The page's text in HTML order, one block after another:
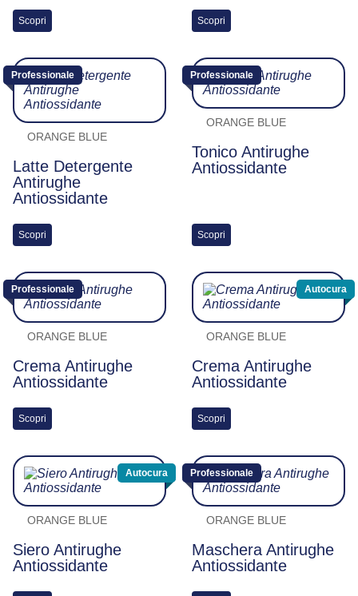
Scopri Scopri
Professionale
ORANGE BLUE
Latte Detergente
Antirughe
Antiossidante
Scopri
Professionale
ORANGE BLUE
Tonico Antirughe
Antiossidante
Scopri
Professionale
ORANGE BLUE
Crema Antirughe
Antiossidante
Scopri
Autocura
ORANGE BLUE
Crema Antirughe
Antiossidante
Scopri
Autocura
ORANGE BLUE
Siero Antirughe
Antiossidante
Professionale
ORANGE BLUE
Maschera Antirughe
Antiossidante